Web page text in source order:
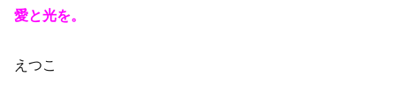
愛と光を。
えつこ